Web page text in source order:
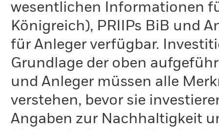
wesentlichen Informationen
Königreich), PRIIPs BiB und
für Anleger verfügbar.
Grundlage der oben
und Anleger müssen alle
verstehen, bevor sie
Angaben zur Nachhaltigkeit